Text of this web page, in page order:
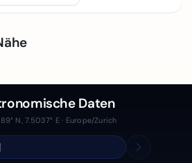
Daten
N, 7.5037° E · Europe/Zurich